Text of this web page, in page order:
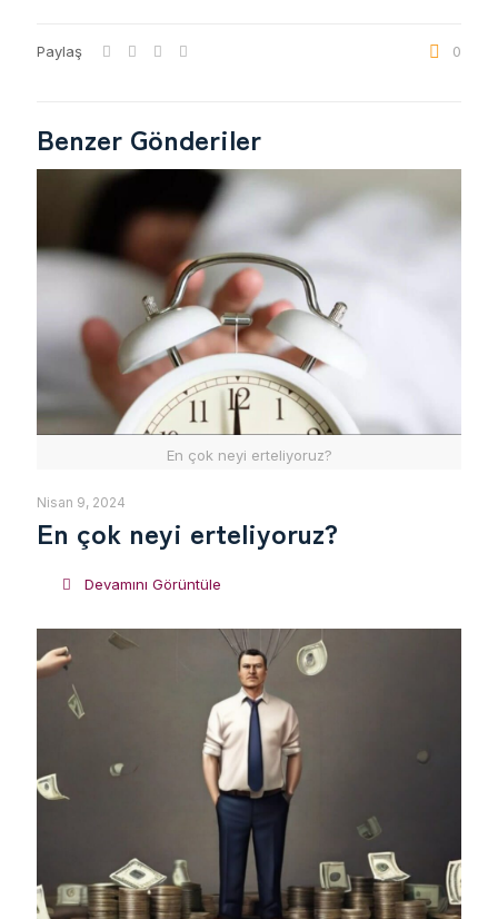
Paylaş 0
Benzer Gönderiler
En çok neyi erteliyoruz?
Nisan 9, 2024
En çok neyi erteliyoruz?
Devamını Görüntüle